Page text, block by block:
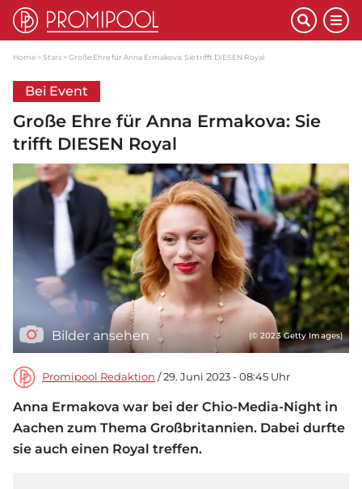
Home Stars Große Ehre für Anna Ermakova: Sie trifft DIESEN Royal
Bei Event
Große Ehre für Anna Ermakova: Sie
trifft DIESEN Royal
Bilder ansehen (© 2023 Getty Images)
Promipool Redaktion / 29. Juni 2023 - 08:45 Uhr
Anna Ermakova war bei der Chio-Media-Night in
Aachen zum Thema Großbritannien. Dabei durfte
sie auch einen Royal treffen.